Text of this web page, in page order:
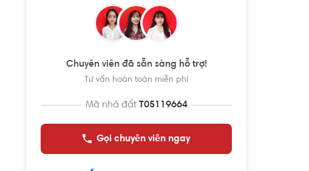
Chuyên viên đã sẵn sàng hỗ trợ!
Tư vấn hoàn toàn miễn phí
Mã nhà đất T05119664
Gọi chuyên viên ngay